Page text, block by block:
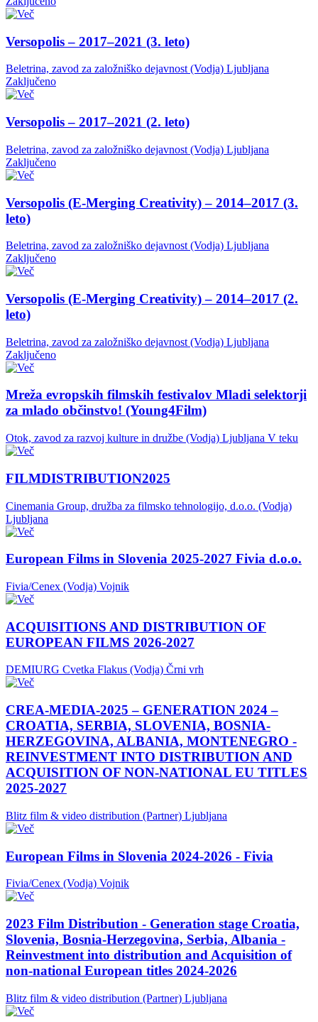
Versopolis – 2017–2021 (3. leto)
Beletrina, zavod za založniško dejavnost (Vodja) Ljubljana
Zaključeno
Versopolis – 2017–2021 (2. leto)
Beletrina, zavod za založniško dejavnost (Vodja) Ljubljana
Zaključeno
Versopolis (E-Merging Creativity) – 2014–2017 (3.
leto)
Beletrina, zavod za založniško dejavnost (Vodja) Ljubljana
Zaključeno
Versopolis (E-Merging Creativity) – 2014–2017 (2.
leto)
Beletrina, zavod za založniško dejavnost (Vodja) Ljubljana
Zaključeno
Mreža evropskih filmskih festivalov Mladi selektorji
za mlado občinstvo! (Young4Film)
Otok, zavod za razvoj kulture in družbe (Vodja) Ljubljana V teku
FILMDISTRIBUTION2025
Cinemania Group, družba za filmsko tehnologijo, d.o.o. (Vodja)
Ljubljana
European Films in Slovenia 2025-2027 Fivia d.o.o.
Fivia/Cenex (Vodja) Vojnik
ACQUISITIONS AND DISTRIBUTION OF
EUROPEAN FILMS 2026-2027
DEMIURG Cvetka Flakus (Vodja) Črni vrh
CREA-MEDIA-2025 – GENERATION 2024 –
CROATIA, SERBIA, SLOVENIA, BOSNIA-
HERZEGOVINA, ALBANIA, MONTENEGRO -
REINVESTMENT INTO DISTRIBUTION AND
ACQUISITION OF NON-NATIONAL EU TITLES
2025-2027
Blitz film & video distribution (Partner) Ljubljana
European Films in Slovenia 2024-2026 - Fivia
Fivia/Cenex (Vodja) Vojnik
2023 Film Distribution - Generation stage Croatia,
Slovenia, Bosnia-Herzegovina, Serbia, Albania -
Reinvestment into distribution and Acquisition of
non-national European titles 2024-2026
Blitz film & video distribution (Partner) Ljubljana